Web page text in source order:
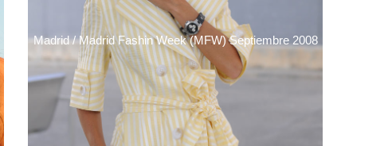
Madrid / Madrid Fashin Week (MFW) Septiembre 2008